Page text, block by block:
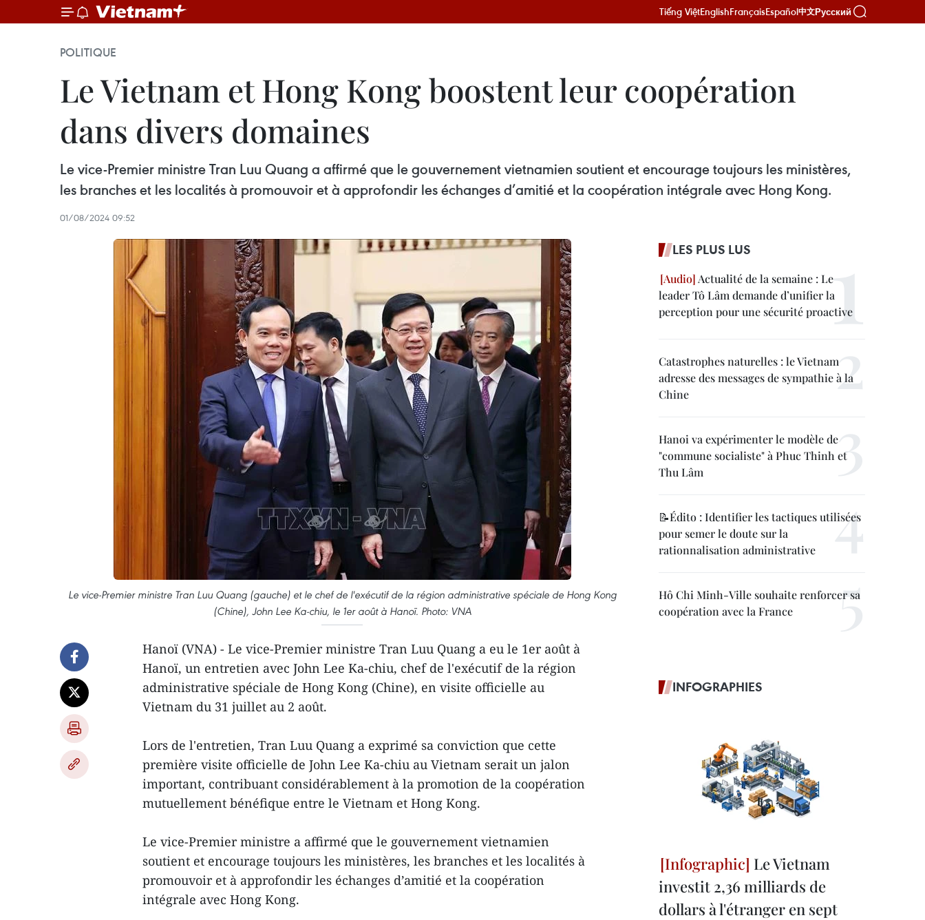
Tiếng ViệtEnglishFrançaisEspañol中文Русский
POLITIQUE
Le Vietnam et Hong Kong boostent leur coopération
dans divers domaines
Le vice-Premier ministre Tran Luu Quang a affirmé que le gouvernement vietnamien soutient et encourage toujours les ministères,
les branches et les localités à promouvoir et à approfondir les échanges d’amitié et la coopération intégrale avec Hong Kong.
01/08/2024 09:52
Le vice-Premier ministre Tran Luu Quang (gauche) et le chef de l'exécutif de la région administrative spéciale de Hong Kong
(Chine), John Lee Ka-chiu, le 1er août à Hanoï. Photo: VNA
Hanoï (VNA) - Le vice-Premier ministre Tran Luu Quang a eu le 1er août à
Hanoï, un entretien avec John Lee Ka-chiu, chef de l'exécutif de la région
administrative spéciale de Hong Kong (Chine), en visite officielle au
Vietnam du 31 juillet au 2 août.
Lors de l'entretien, Tran Luu Quang a exprimé sa conviction que cette
première visite officielle de John Lee Ka-chiu au Vietnam serait un jalon
important, contribuant considérablement à la promotion de la coopération
mutuellement bénéfique entre le Vietnam et Hong Kong.
Le vice-Premier ministre a affirmé que le gouvernement vietnamien
soutient et encourage toujours les ministères, les branches et les localités à
promouvoir et à approfondir les échanges d’amitié et la coopération
intégrale avec Hong Kong.
LES PLUS LUS
Actualité de la semaine : Le
leader Tô Lâm demande d’unifier la
perception pour une sécurité proactive
Catastrophes naturelles : le Vietnam
adresse des messages de sympathie à la
Chine
Hanoi va expérimenter le modèle de
"commune socialiste" à Phuc Thinh et
Thu Lâm
📝Édito : Identifier les tactiques utilisées
pour semer le doute sur la
rationnalisation administrative
Hô Chi Minh-Ville souhaite renforcer sa
coopération avec la France
INFOGRAPHIES
Le Vietnam
investit 2,36 milliards de
dollars à l'étranger en sept